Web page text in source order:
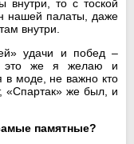
внутри, то с тоской
нашей палаты, даже
внутри.
удачи и побед –
это же я желаю и
в моде, не важно кто
«Спартак» же был, и
памятные?